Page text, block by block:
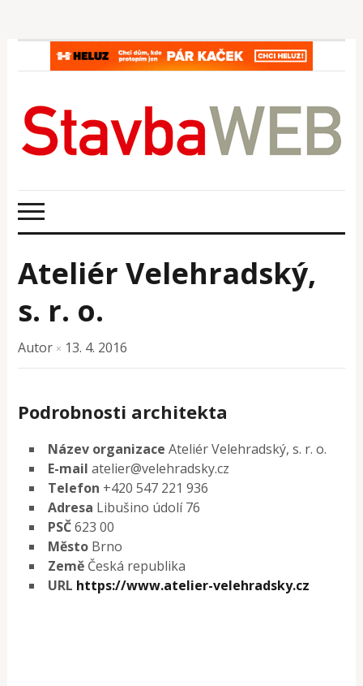
Ateliér Velehradský,
s. r. o.
Autor × 13. 4. 2016
Podrobnosti architekta
Název organizace Ateliér Velehradský, s. r. o.
E-mail atelier@velehradsky.cz
Telefon +420 547 221 936
Adresa Libušino údolí 76
PSČ623 00
Město Brno
Země Česká republika
URL https://www.atelier-velehradsky.cz